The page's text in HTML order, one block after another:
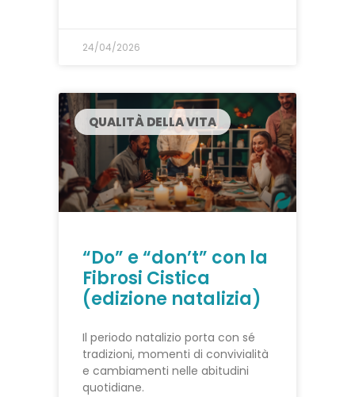
24/04/2026
QUALITÀ DELLA VITA
“Do” e “don’t” con la
Fibrosi Cistica
(edizione natalizia)
Il periodo natalizio porta con sé
tradizioni, momenti di convivialità
e cambiamenti nelle abitudini
quotidiane.